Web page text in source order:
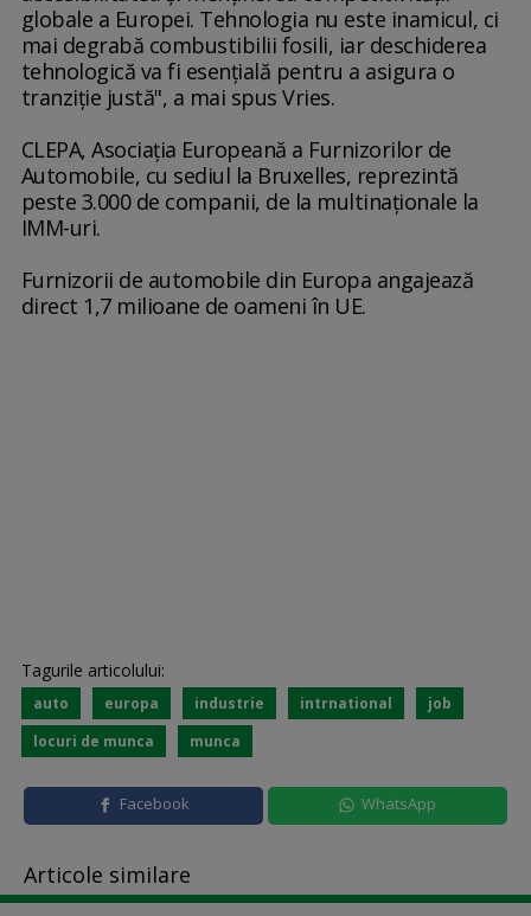
globale a Europei. Tehnologia nu este inamicul, ci
mai degrabă combustibilii fosili, iar deschiderea
tehnologică va fi esenţială pentru a asigura o
tranziţie justă", a mai spus Vries.
CLEPA, Asociaţia Europeană a Furnizorilor de
Automobile, cu sediul la Bruxelles, reprezintă
peste 3.000 de companii, de la multinaţionale la
IMM-uri.
Furnizorii de automobile din Europa angajează
direct 1,7 milioane de oameni în UE.
Tagurile articolului:
auto europa industrie intrnational
job
locuri de munca
munca
Facebook WhatsApp
Articole similare